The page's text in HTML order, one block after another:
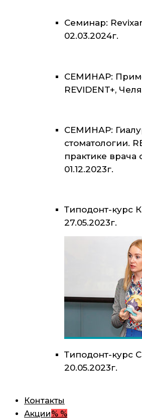
Семинар:
02.03.2024г.
СЕМИНАР:
REVIDENT+,
СЕМИНАР:
стоматологии.
практике врача
01.12.2023г.
Типодонт-курс
27.05.2023г.
Типодонт-курс
20.05.2023г.
Контакты
Акции% %